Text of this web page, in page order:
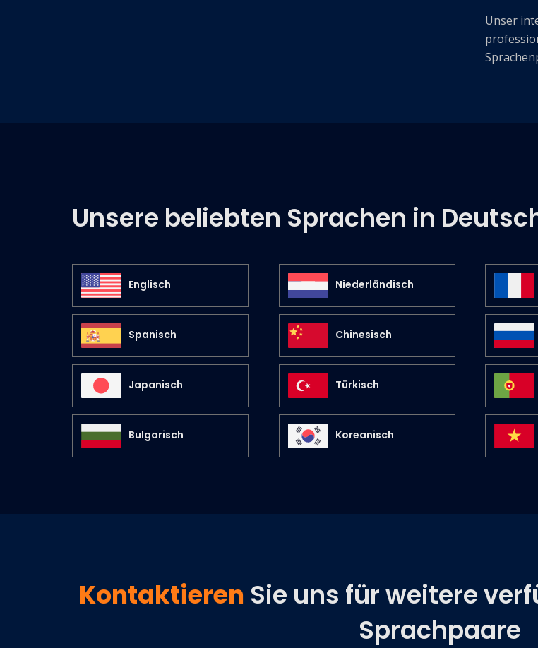
Unser
Unsere beliebten Sprachen in
Englisch
Spanisch
Japanisch
Bulgarisch
Niederländisch
Chinesisch
Türkisch
Koreanisch
Kontaktieren Sie uns für weitere
Sprachpaare